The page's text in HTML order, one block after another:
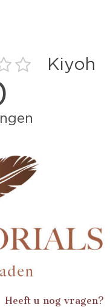
Heeft u nog vragen?